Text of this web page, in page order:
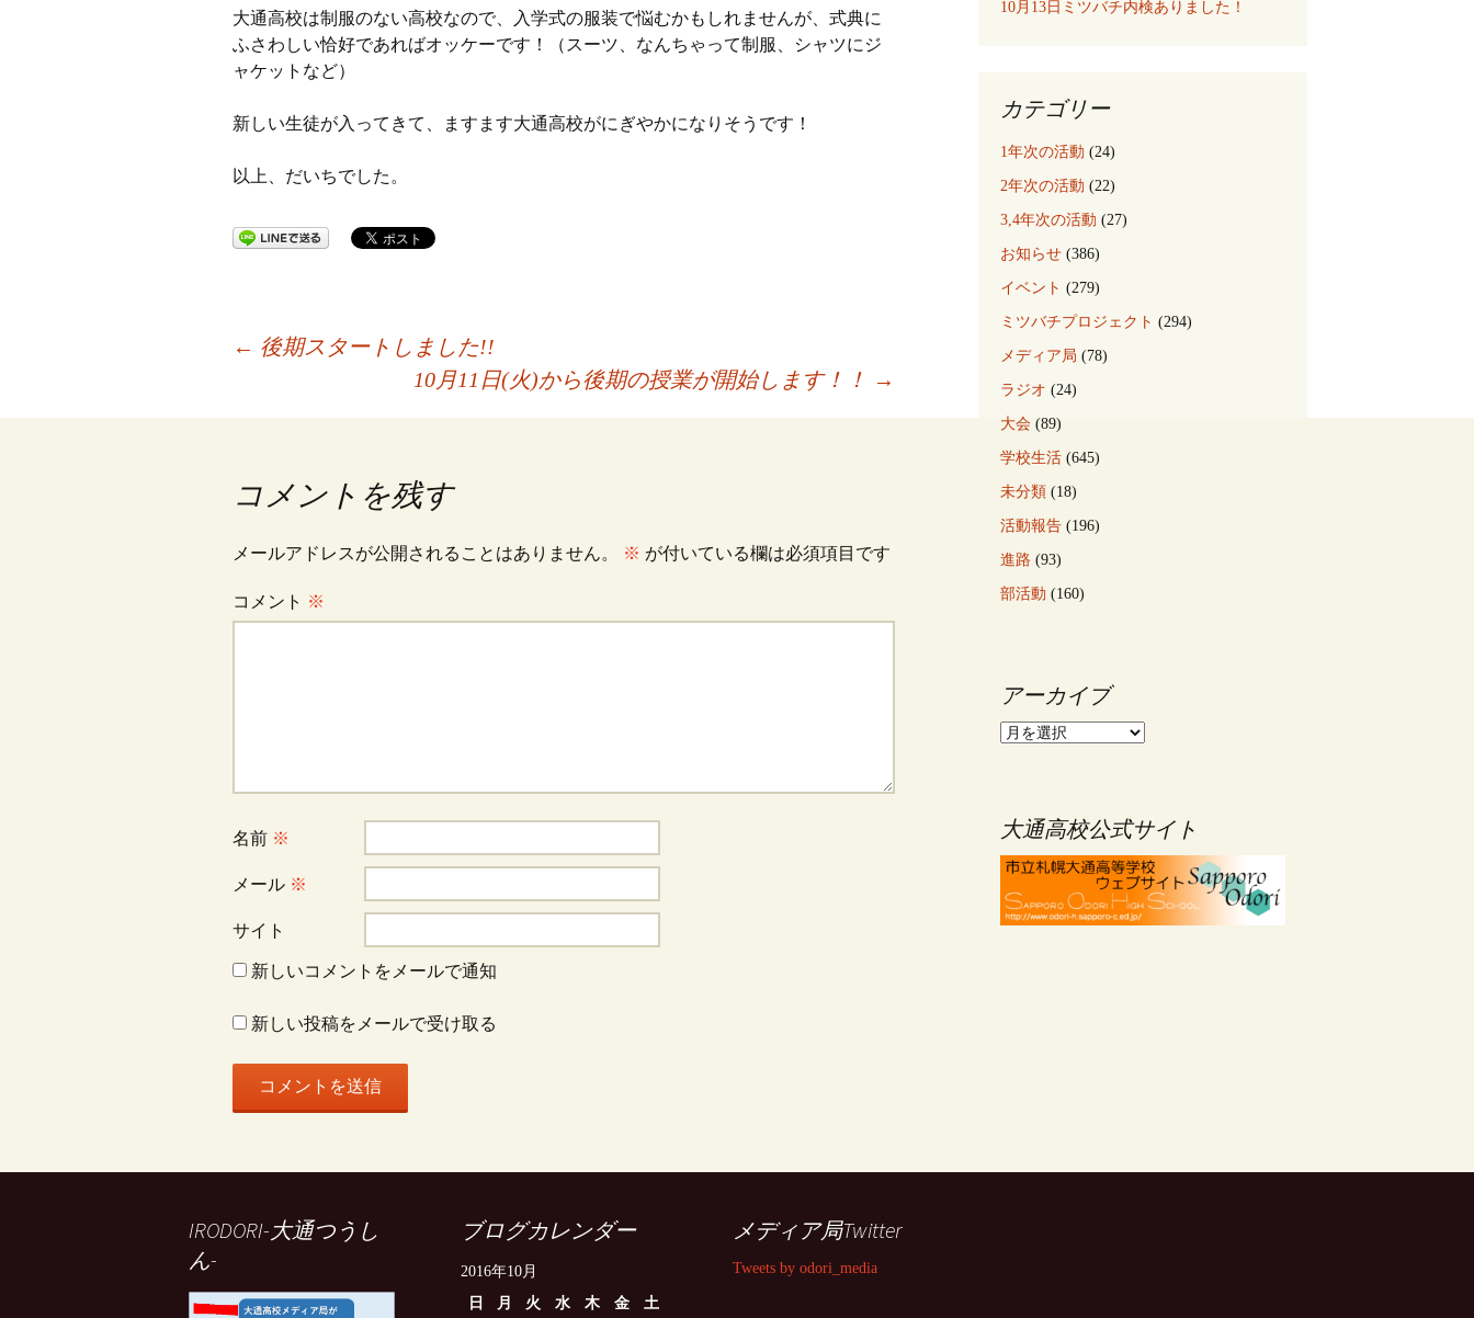
1年次の活動
大通高校は制服のない高校なので、入学式の服装で悩むかもしれませんが、式典に
ふさわしい恰好であればオッケーです！（スーツ、なんちゃって制服、シャツにジ
ャケットなど）
新しい生徒が入ってきて、ますます大通高校がにぎやかになりそうです！
以上、だいちでした。
稿
← 後期スタートしました!!
10月11日(火)から後期の授業が開始します！！
→
コメントを残す
メールアドレスが公開されることはありません。 ※ が付いている欄は必須項目です
コメント ※
名前 ※
メール ※
サイト
新しいコメントをメールで通知
新しい投稿をメールで受け取る
10月13日ミツバチ内検ありました！
カテゴリー
1年次の活動 (24)
2年次の活動 (22)
3,4年次の活動 (27)
お知らせ (386)
イベント (279)
ミツバチプロジェクト (294)
メディア局 (78)
ラジオ (24)
大会 (89)
学校生活 (645)
未分類 (18)
活動報告 (196)
進路 (93)
部活動 (160)
アーカイブ
ア
ブ
大通高校公式サイト
IRODORI-大通つうし
ん-
ブログカレンダー
2016年10月
日
月 火 水 木 金 土
メディア局Twitter
Tweets by odori_media